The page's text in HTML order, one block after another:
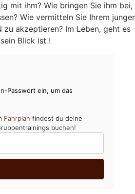
mit ihm? Wie bringen Sie ihm bei,
Wie vermitteln Sie Ihrem
zu akzeptieren? Im Leben, geht es
Blick ist !
Passwort ein, um das
Fahrplan findest du deine
buchen!